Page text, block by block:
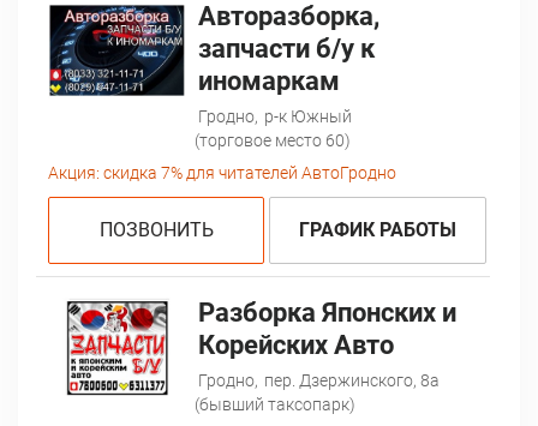
Авторазборка,
запчасти б/у к
иномаркам
Гродно, р-к Южный
(торговое место 60)
Акция: скидка 7% для читателей АвтоГродно
ПОЗВОНИТЬ ГРАФИК РАБОТЫ
Разборка Японских и
Корейских Авто
Гродно, пер. Дзержинского, 8а
(бывший таксопарк)